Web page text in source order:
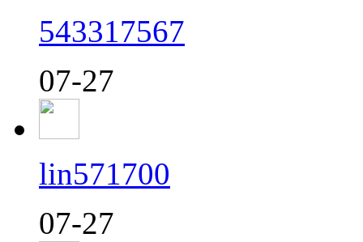
543317567
07-27
lin571700
07-27